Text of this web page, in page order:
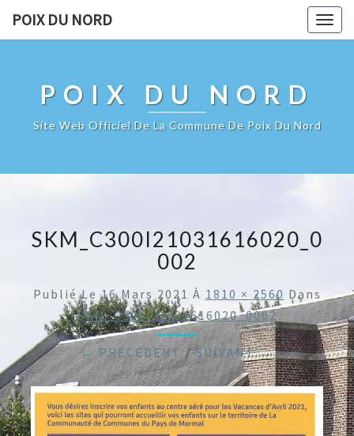
POIX DU NORD
POIX DU NORD
Site Web Officiel De La Commune De Poix Du Nord
SKM_C300I21031616020_0
002
Publié Le16 Mars 2021 À 1810 × 2560 Dans
SKM_C300i21031616020_0002
← PRÉCÉDENT /SUIVANT →